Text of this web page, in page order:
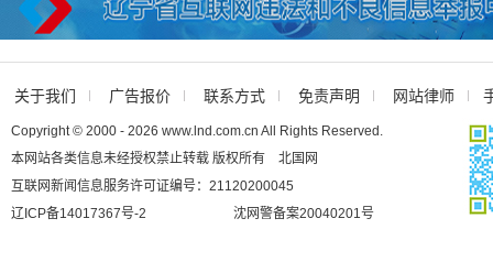
关于我们 广告报价 联系方式 免责声明 网站律师
Copyright © 2000 - 2026 www.lnd.com.cn All Rights Reserved.
本网站各类信息未经授权禁止转载 版权所有 北国网
互联网新闻信息服务许可证编号：21120200045
辽ICP备14017367号-2
沈网警备案20040201号